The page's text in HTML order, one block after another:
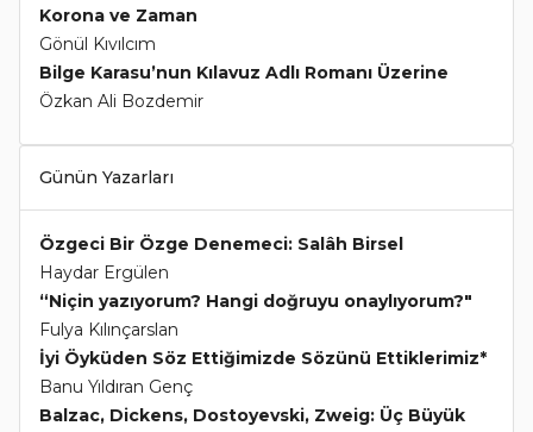
Korona ve Zaman
Gönül Kıvılcım
Bilge Karasu’nun Kılavuz Adlı Romanı Üzerine
Özkan Ali Bozdemir
Günün Yazarları
Özgeci Bir Özge Denemeci: Salâh Birsel
Haydar Ergülen
“Niçin yazıyorum? Hangi doğruyu onaylıyorum?"
Fulya Kılınçarslan
İyi Öyküden Söz Ettiğimizde Sözünü Ettiklerimiz*
Banu Yıldıran Genç
Balzac, Dickens, Dostoyevski, Zweig: Üç Büyük